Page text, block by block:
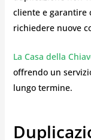
cliente e garantire
richiedere nuove
La Casa della
offrendo un
lungo termine.